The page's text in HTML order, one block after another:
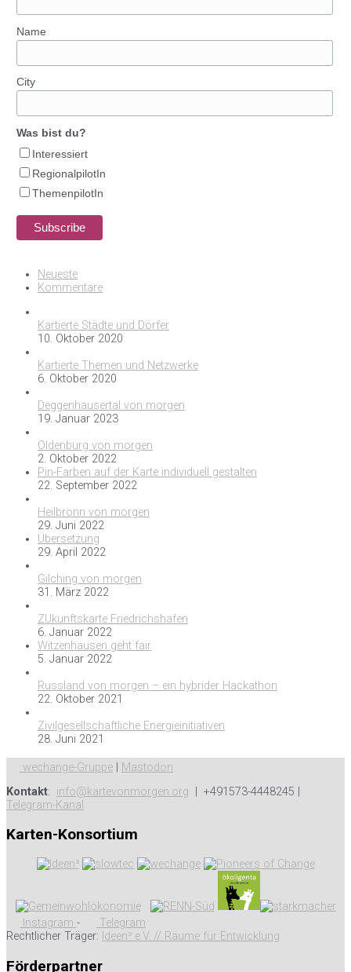
Name
City
Was bist du?
Interessiert
RegionalpilotIn
ThemenpilotIn
Neueste
Kommentare
Kartierte Städte und Dörfer
10. Oktober 2020
Kartierte Themen und Netzwerke
6. Oktober 2020
Deggenhausertal von morgen
19. Januar 2023
Oldenburg von morgen
2. Oktober 2022
Pin-Farben auf der Karte individuell gestalten
22. September 2022
Heilbronn von morgen
29. Juni 2022
Übersetzung
29. April 2022
Gilching von morgen
31. März 2022
ZUkunftskarte Friedrichshafen
6. Januar 2022
Witzenhausen geht fair
5. Januar 2022
Russland von morgen – ein hybrider Hackathon
22. Oktober 2021
Zivilgesellschaftliche Energieinitiativen
28. Juni 2021
wechange-Gruppe
Mastodon
Kontakt: info@kartevonmorgen.org | +491573-4448245 |
Telegram-Kanal
Karten-Konsortium
Instagram -
Telegram
Rechtlicher Träger: Ideen³ e.V. // Räume für Entwicklung
Förderpartner